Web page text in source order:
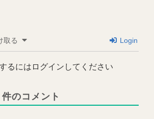
取る Login
るにはログインしてください